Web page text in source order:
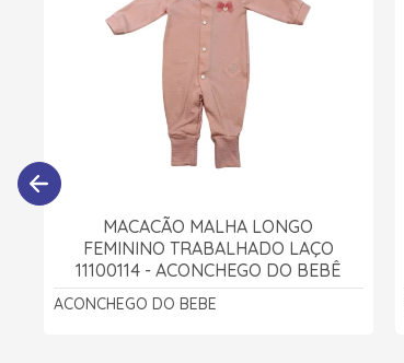
MACACÃO MALHA LONGO
FEMININO TRABALHADO LAÇO
11100114 - ACONCHEGO DO BEBÊ
ACONCHEGO DO BEBE